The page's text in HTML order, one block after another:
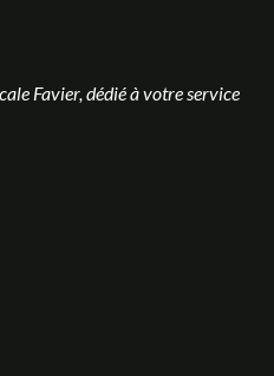
Favier, dédié à votre service